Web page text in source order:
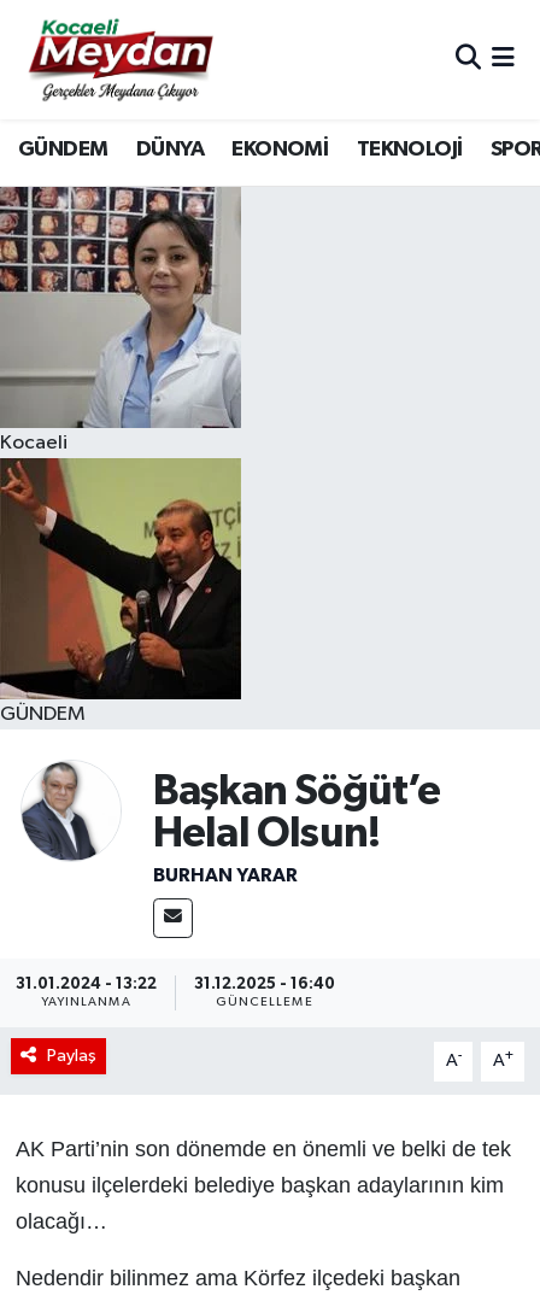
GÜNDEM DÜNYA EKONOMİ TEKNOLOJİ
Kocaeli
GÜNDEM
Başkan Söğüt’e
Helal Olsun!
BURHAN YARAR
31.01.2024 - 13:22
YAYINLANMA
31.12.2025 - 16:40
GÜNCELLEME
Paylaş A- A+
AK Parti’nin son dönemde en önemli ve belki de tek
konusu ilçelerdeki belediye başkan adaylarının kim
olacağı…
Nedendir bilinmez ama Körfez ilçedeki başkan
Nöbetçi Eczaneler
Hava Durumu
Trafik Durumu
Süper Lig Puan Durumu ve Fikstür
Tüm Manşetler
Son Dakika Haberleri
Haber Arşivi